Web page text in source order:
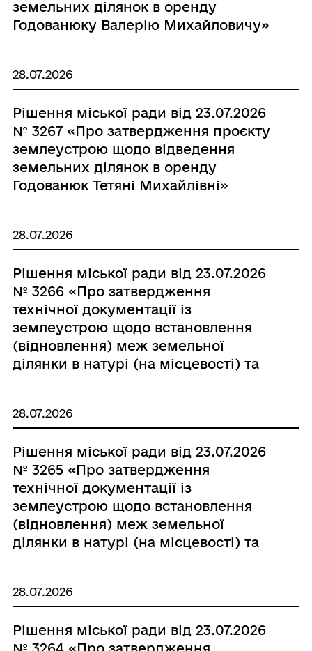
земельних ділянок в оренду
Годованюку Валерію Михайловичу»
28.07.2026
Рішення міської ради від 23.07.2026
№ 3267 «Про затвердження проєкту
землеустрою щодо відведення
земельних ділянок в оренду
Годованюк Тетяні Михайлівні»
28.07.2026
Рішення міської ради від 23.07.2026
№ 3266 «Про затвердження
технічної документації із
землеустрою щодо встановлення
(відновлення) меж земельної
ділянки в натурі (на місцевості) та
Олексіївні»
28.07.2026
Рішення міської ради від 23.07.2026
№ 3265 «Про затвердження
технічної документації із
землеустрою щодо встановлення
(відновлення) меж земельної
ділянки в натурі (на місцевості) та
Євдокимівні»
28.07.2026
Рішення міської ради від 23.07.2026
№ 3264 «Про затвердження